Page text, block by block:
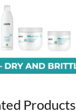
Products